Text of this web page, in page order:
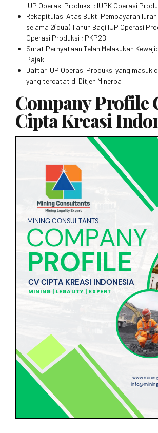
IUP Operasi Produksi ; IUPK Operasi
Rekapitulasi Atas Bukti Pembayaran
selama 2(dua) Tahun Bagi IUP Operasi
Operasi Produksi ; PKP2B
Surat Pernyataan Telah Melakukan
Pajak
Daftar IUP Operasi Produksi yang masuk
yang tercatat di Ditjen Minerba
Company Profile
Cipta Kreasi